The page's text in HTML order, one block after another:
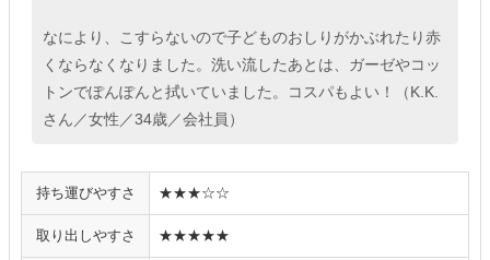
なにより、こすらないので子どものおしりがかぶれたり赤
くならなくなりました。洗い流したあとは、ガーゼやコッ
トンでぽんぽんと拭いていました。コスパもよい！（K.K.
さん／女性／34歳／会社員）
持ち運びやすさ ★★★☆☆
取り出しやすさ ★★★★★